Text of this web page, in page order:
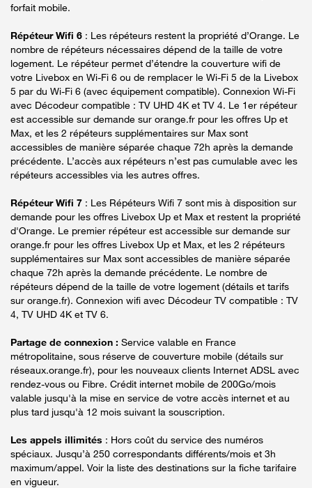
forfait mobile.
Répéteur Wifi 6 : Les répéteurs restent la propriété d’Orange. Le
nombre de répéteurs nécessaires dépend de la taille de votre
logement. Le répéteur permet d’étendre la couverture wifi de
votre Livebox en Wi-Fi 6 ou de remplacer le Wi-Fi 5 de la Livebox
5 par du Wi-Fi 6 (avec équipement compatible). Connexion Wi-Fi
avec Décodeur compatible : TV UHD 4K et TV 4. Le 1er répéteur
est accessible sur demande sur orange.fr pour les offres Up et
Max, et les 2 répéteurs supplémentaires sur Max sont
accessibles de manière séparée chaque 72h après la demande
précédente. L’accès aux répéteurs n’est pas cumulable avec les
répéteurs accessibles via les autres offres.
Répéteur Wifi 7 : Les Répéteurs Wifi 7 sont mis à disposition sur
demande pour les offres Livebox Up et Max et restent la propriété
d'Orange. Le premier répéteur est accessible sur demande sur
orange.fr pour les offres Livebox Up et Max, et les 2 répéteurs
supplémentaires sur Max sont accessibles de manière séparée
chaque 72h après la demande précédente. Le nombre de
répéteurs dépend de la taille de votre logement (détails et tarifs
sur orange.fr). Connexion wifi avec Décodeur TV compatible : TV
4, TV UHD 4K et TV 6.
Partage de connexion : Service valable en France
métropolitaine, sous réserve de couverture mobile (détails sur
réseaux.orange.fr), pour les nouveaux clients Internet ADSL avec
rendez-vous ou Fibre. Crédit internet mobile de 200Go/mois
valable jusqu'à la mise en service de votre accès internet et au
plus tard jusqu'à 12 mois suivant la souscription.
Les appels illimités : Hors coût du service des numéros
spéciaux. Jusqu’à 250 correspondants différents/mois et 3h
maximum/appel. Voir la liste des destinations sur la fiche tarifaire
en vigueur.